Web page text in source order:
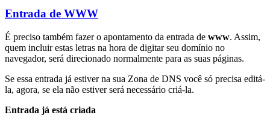
Entrada de WWW
É preciso também fazer o apontamento da entrada de www. Assim,
quem incluir estas letras na hora de digitar seu domínio no
navegador, será direcionado normalmente para as suas páginas.
Se essa entrada já estiver na sua Zona de DNS você só precisa editá-
la, agora, se ela não estiver será necessário criá-la.
Entrada já está criada